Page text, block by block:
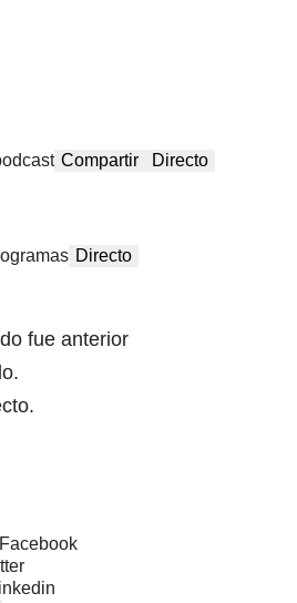
Compartir Directo
Directo
fue anterior
Facebook